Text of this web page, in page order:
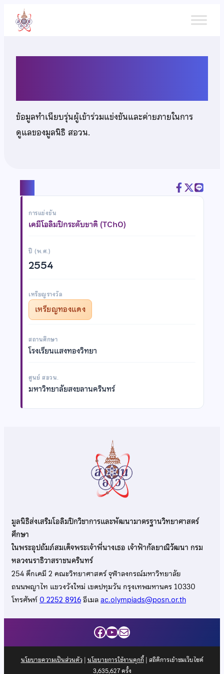
เนื้อหา
ข้อมูลทำเนียบรุ่นผู้เข้าร่วมแข่งขันและค่ายภายในการ
ดูแลของมูลนิธิ สอวน.
การแข่งขัน
เคมีโอลิมปิกระดับชาติ (TChO)
ปี (พ.ศ.)
2554
เหรียญรางวัล
เหรียญทองแดง
สถานศึกษา
โรงเรียนแสงทองวิทยา
ศูนย์ สอวน.
มหาวิทยาลัยสงขลานครินทร์
มูลนิธิส่งเสริมโอลิมปิกวิชาการและพัฒนามาตรฐานวิทยาศาสตร์
ศึกษา
ในพระอุปถัมภ์สมเด็จพระเจ้าพี่นางเธอ เจ้าฟ้ากัลยาณิวัฒนา กรม
หลวงนราธิวาสราชนครินทร์
254 ตึกเคมี 2 คณะวิทยาศาสตร์ จุฬาลงกรณ์มหาวิทยาลัย
ถนนพญาไท แขวงวังใหม่ เขตปทุมวัน กรุงเทพมหานคร 10330
โทรศัพท์0 2252 8916อีเมลac.olympiads@posn.or.th
Facebook
YouTube
Mail
นโยบายความเป็นส่วนตัว| นโยบายการใช้งานคุกกี้| สถิติการเข้าชมเว็บไซต์
3,635,627ครั้ง